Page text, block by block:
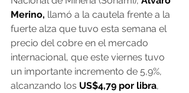
Merino, llamó a la cautela frente a la
fuerte alza que tuvo esta semana el
precio del cobre en el mercado
internacional, que este viernes tuvo
un importante incremento de 5,9%,
alcanzando los US$4,79 por libra,